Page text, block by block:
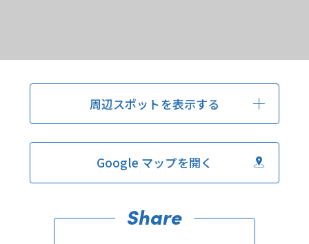
周辺スポットを表示する
Google マップを開く